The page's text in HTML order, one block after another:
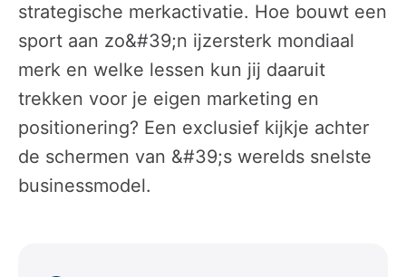
strategische merkactivatie. Hoe bouwt een
sport aan zo&#39;n ijzersterk mondiaal
merk en welke lessen kun jij daaruit
trekken voor je eigen marketing en
positionering? Een exclusief kijkje achter
de schermen van &#39;s werelds snelste
businessmodel.